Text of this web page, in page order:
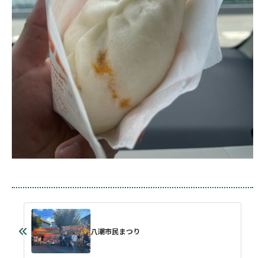
八潮市民まつり